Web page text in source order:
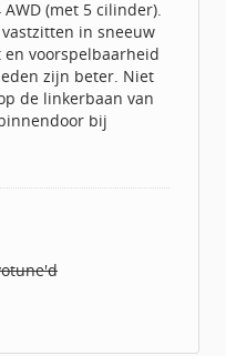
(met 5 cilinder).
in sneeuw
voorspelbaarheid
zijn beter. Niet
de linkerbaan van
bij